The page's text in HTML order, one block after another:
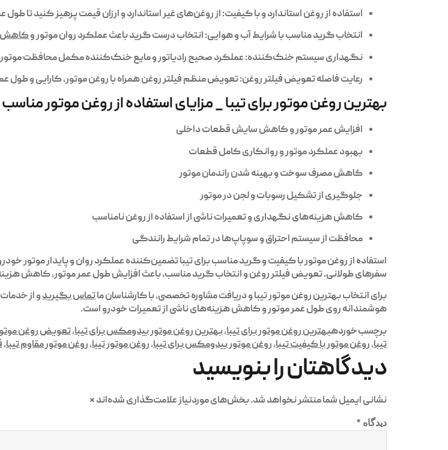
استفاده از روغن استاندارد و با کیفیت: از روغن‌های غیر استاندارد و ارزان قیمت پرهیز کنید تا
انتخاب گرید مناسب با شرایط آب و هوایی: انتخاب درست گرید باعث عملکرد روان موتور وکاهش
نگهداری سیستم خنک‌کننده: عملکرد صحیح رادیاتور و مایع خنک‌کننده مکمل محافظت
رعایت فاصله تعویض فیلتر روغن: تعویض منظم فیلتر روغن همراه با روغن موتور، کارایی و طول
بهترین روغن موتور برای تیبا _ مزایای استفاده از روغن موتور مناسب
افزایش عمر موتور و کاهش سایش قطعات داخلی
بهبود عملکرد موتور و روانکاری کامل قطعات
کاهش مصرف سوخت و بهینه شدن راندمان موتور
جلوگیری از تشکیل رسوبات و لجن در موتور
کاهش هزینه‌های نگهداری و تعمیرات ناشی از استفاده از روغن نامناسب
محافظت از سیستم احتراق و سوپاپ‌ها در تمام شرایط رانندگی
استفاده ازروغن موتور با کیفیت و گرید مناسب برای تیباتضمین‌کننده عملکرد روان و پایدار موتور
سفرهای طولانی، تعویض فیلتر روغن و انتخاب گرید مناسب، باعث افزایش طول عمر موتور، کاهش
برایانتخاب بهترین روغن موتور تیباو دریافت مشاوره تخصصی، با کارشناسان ماتماس بگیریدو از
هوشمندانه روی طول عمر موتور و کاهش هزینه‌های ناشی از تعمیرات خودرو است.
برچسب خوردهبهترین روغن موتور برای تیبا,بهترین روغن موتور بیدومکس برای تیبا,تعویض روغن
تیبا,روغن موتور با کیفیت تیبا,روغن موتور بیدومکس برای تیبا,روغن موتور تیبا,روغن موتور مقاوم تیبا,
دیدگاهتان را بنویسید
نشانی ایمیل شما منتشر نخواهد شد.بخش‌های موردنیاز علامت‌گذاری شده‌اند*
دیدگاه *